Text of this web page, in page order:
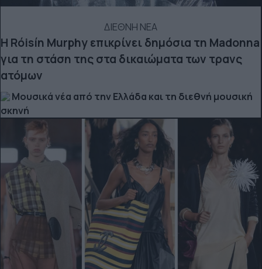
ΔΙΕΘΝΗ ΝΕΑ
Η Róisín Murphy επικρίνει δημόσια τη Madonna
για τη στάση της στα δικαιώματα των τρανς
ατόμων
Μουσικά νέα από την Ελλάδα και τη διεθνή μουσική
σκηνή